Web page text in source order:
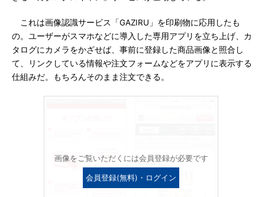
これは画像認識サービス「GAZIRU」を印刷物に応用したも
の。ユーザーがスマホなどに導入した専用アプリを立ち上げ、カ
タログにカメラをかざせば、事前に登録した商品画像と照合し
て、リンクしている情報や注文フォームなどをアプリに表示する
仕組みだ。もちろんそのまま注文できる。
画像をご覧いただくには会員登録が必要です
会員登録(無料)・ログイン